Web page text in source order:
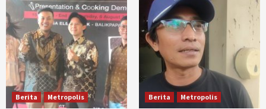
Berita Metropolis Berita Metropolis